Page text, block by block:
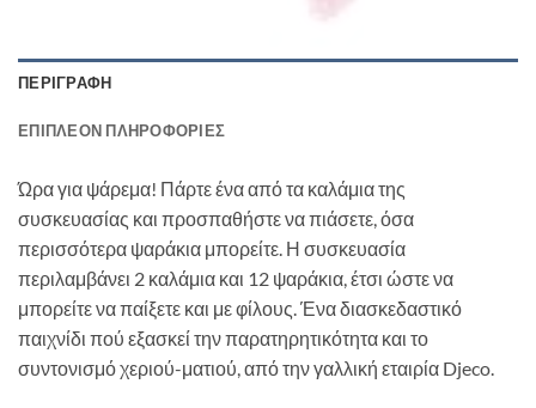
ΠΕΡΙΓΡΑΦΉ
ΕΠΙΠΛΈΟΝ ΠΛΗΡΟΦΟΡΊΕΣ
Ώρα για ψάρεμα! Πάρτε ένα από τα καλάμια της
συσκευασίας και προσπαθήστε να πιάσετε, όσα
περισσότερα ψαράκια μπορείτε. Η συσκευασία
περιλαμβάνει 2 καλάμια και 12 ψαράκια, έτσι ώστε να
μπορείτε να παίξετε και με φίλους. Ένα διασκεδαστικό
παιχνίδι πού εξασκεί την παρατηρητικότητα και το
συντονισμό χεριού-ματιού, από την γαλλική εταιρία Djeco.